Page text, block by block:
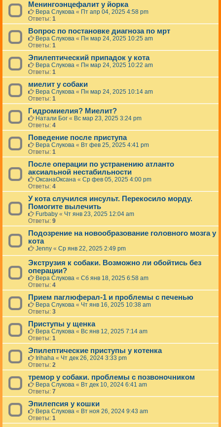
Менингоэнцефалит у йорка
Вера Слукова « Пт апр 04, 2025 4:58 pm
Ответы: 1
Вопрос по постановке диагноза по мрт
Вера Слукова « Пн мар 24, 2025 10:25 am
Ответы: 1
Эпилептический припадок у кота
Вера Слукова « Пн мар 24, 2025 10:22 am
Ответы: 1
миелит у собаки
Вера Слукова « Пн мар 24, 2025 10:14 am
Ответы: 1
Гидромиелия? Миелит?
Натали Бог « Вс мар 23, 2025 3:24 pm
Ответы: 4
Поведение после приступа
Вера Слукова « Вт фев 25, 2025 4:41 pm
Ответы: 1
После операции по устранению атланто
аксиальной нестабильности
ОксанаОксана « Ср фев 05, 2025 4:00 pm
Ответы: 4
У кота случился инсульт. Перекосило морду.
Помогите вылечить
Furbaby « Чт янв 23, 2025 12:04 am
Ответы: 9
Подозрение на новообразование головного мозга у
кота
Jenny « Ср янв 22, 2025 2:49 pm
Экструзия к собаки. Возможно ли обойтись без
операции?
Вера Слукова « Сб янв 18, 2025 6:58 am
Ответы: 4
Прием паглюферал-1 и проблемы с печенью
Вера Слукова « Чт янв 16, 2025 10:38 am
Ответы: 3
Приступы у щенка
Вера Слукова « Вс янв 12, 2025 7:14 am
Ответы: 1
Эпилептические приступы у котенка
Irihaha « Чт дек 26, 2024 3:33 pm
Ответы: 2
тремор у собаки. проблемы с позвоночником
Вера Слукова « Вт дек 10, 2024 6:41 am
Ответы: 7
Эпилепсия у кошки
Вера Слукова « Вт ноя 26, 2024 9:43 am
Ответы: 1